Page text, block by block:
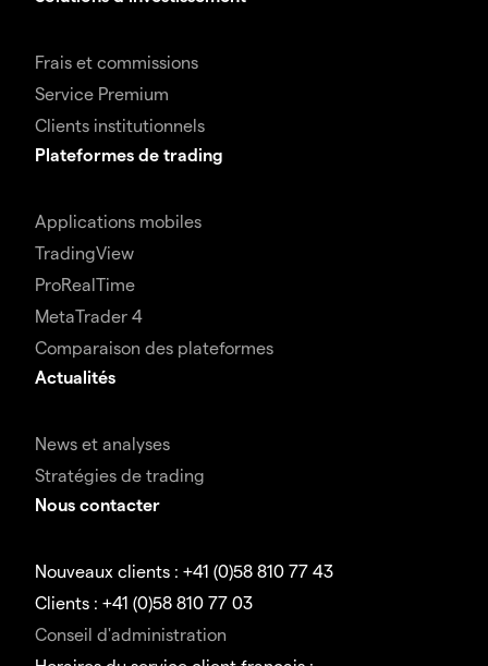
Frais et commissions
Service Premium
Clients institutionnels
Plateformes de trading
Applications mobiles
TradingView
ProRealTime
MetaTrader 4
Comparaison des plateformes
Actualités
News et analyses
Stratégies de trading
Nous contacter
Nouveaux clients : +41 (0)58 810 77 43
Clients : +41 (0)58 810 77 03
Conseil d'administration